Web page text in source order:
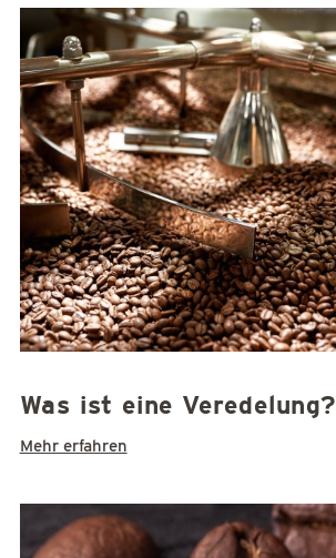
Was ist eine Veredelung?
Mehr erfahren